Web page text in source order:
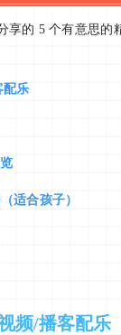
享的 5 个有意思的
配乐
适合孩子）
频/播客配乐